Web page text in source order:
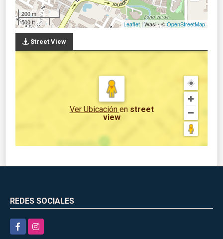
200 m
500 ft
Leaflet | Wasi - ©OpenStreetMap
Street View
Ver Ubicación en street
view
REDES SOCIALES
FacebookInstagram